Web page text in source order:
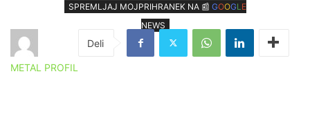
SPREMLJAJ MOJPRIHRANEK NA 📰 GOOGL E
NEWS
METAL PROFIL